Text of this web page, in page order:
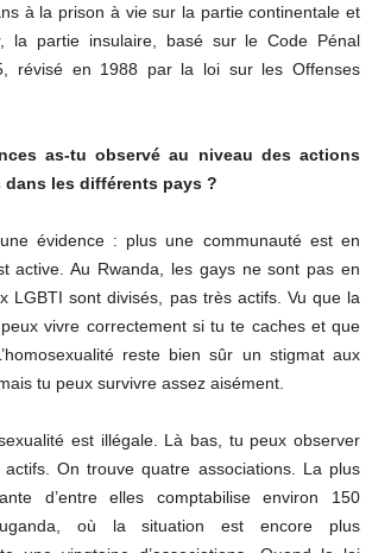
à la prison à vie sur la partie continentale et
la partie insulaire, basé sur le Code Pénal
révisé en 1988 par la loi sur les Offenses
as-tu observé au niveau des actions
dans les différents pays ?
évidence : plus une communauté est en
active. Au Rwanda, les gays ne sont pas en
LGBTI sont divisés, pas très actifs. Vu que la
vivre correctement si tu te caches et que
reste bien sûr un stigmat aux
tu peux survivre assez aisément.
est illégale. Là bas, tu peux observer
On trouve quatre associations. La plus
d’entre elles comptabilise environ 150
où la situation est encore plus